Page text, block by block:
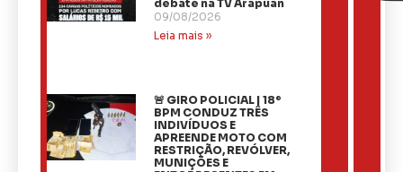
debate na TV Arapuan
09/08/2026
Leia mais »
🚨 GIRO POLICIAL | 18º
BPM CONDUZ TRÊS
INDIVÍDUOS E
APREENDE MOTO COM
RESTRIÇÃO, REVÓLVER,
MUNIÇÕES E